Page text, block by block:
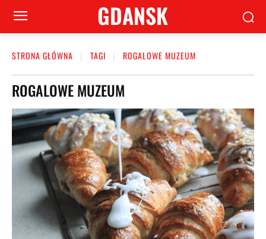
GDANSK
STRONA GŁÓWNA TAGI ROGALOWE MUZEUM
ROGALOWE MUZEUM